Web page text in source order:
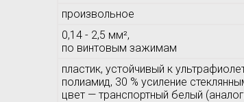
произвольное
0,14 - 2,5 мм²,
по винтовым зажимам
пластик, устойчивый к
полиамид, 30 % усиление
цвет — транспортный белый